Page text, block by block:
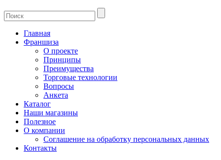
Главная
Франшиза
О проекте
Принципы
Преимущества
Торговые технологии
Вопросы
Анкета
Каталог
Наши магазины
Полезное
О компании
Соглашение на обработку персональных данных
Контакты